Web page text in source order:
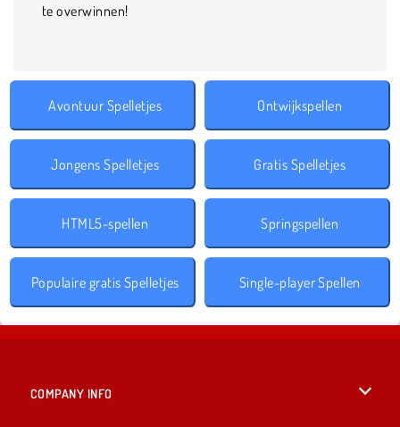
te overwinnen!
Avontuur Spelletjes Ontwijkspellen
Jongens Spelletjes Gratis Spelletjes
HTML5-spellen Springspellen
Populaire gratis Spelletjes Single-player Spellen
COMPANY INFO